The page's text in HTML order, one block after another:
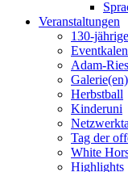
Veranstaltungen
130-
Adam-
Galerie(en)
Herbstball
Kinderuni
Tag der
White
Highlights